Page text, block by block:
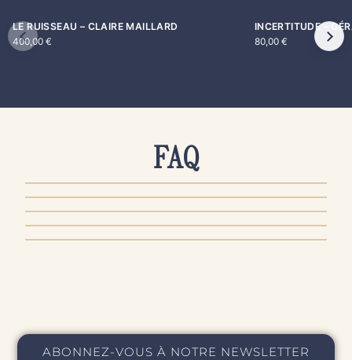
LE RUISSEAU – CLAIRE MAILLARD
400,00 €
INCERTITUDE –
80,00 €
FAQ
AUTHENTICITÉ & QUALITÉ
PRODUITS & ENTRETIEN
ABONNEZ-VOUS À NOTRE NEWSLETTER